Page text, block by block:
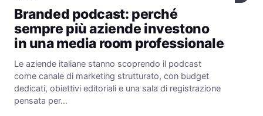
Branded podcast: perché
sempre più aziende investono
in una media room professionale
Le aziende italiane stanno scoprendo il podcast
come canale di marketing strutturato, con budget
dedicati, obiettivi editoriali e una sala di registrazione
pensata per…